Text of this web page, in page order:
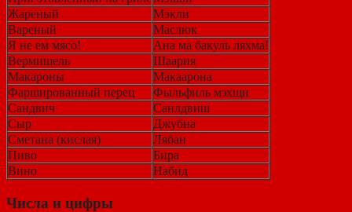
Жареный
Мэкли
Вареный
Маслюк
Я не ем мясо!
Ана ма бакуль ляхма!
Вермишель
Шаария
Макароны
Макаарона
Фаршированный перец
Фыльфиль мэхщи
Сандвич
Санлдвиш
Сыр
Джубна
Сметана (кислая)
Лябан
Пиво
Бира
Вино
Набид
Числа и цифры